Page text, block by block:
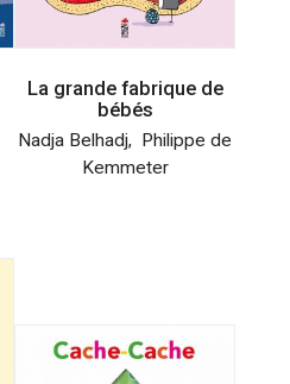
La grande fabrique de
bébés
Nadja Belhadj,
Philippe de
Kemmeter